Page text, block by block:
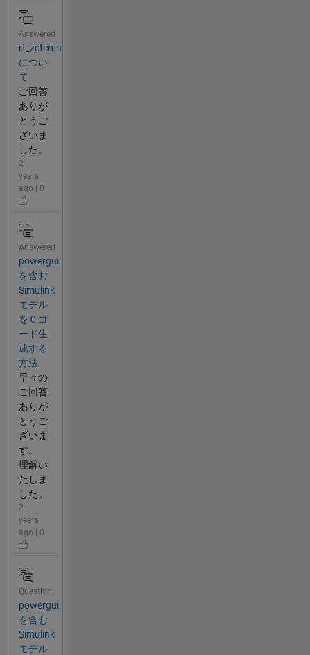
Answered
rt_zcfcn.h
につい
て
ご回答
ありが
とうご
ざいま
した。
2
years
ago | 0
Answered
powergui
を含む
Simulink
モデル
をＣコ
ード生
成する
方法
早々の
ご回答
ありが
とうご
ざいま
す。
理解い
たしま
した。
2
years
ago | 0
Question
powergui
を含む
Simulink
モデル